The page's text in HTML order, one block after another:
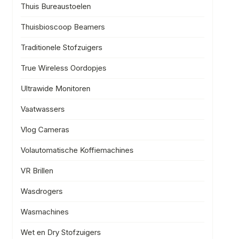
Thuis Bureaustoelen
Thuisbioscoop Beamers
Traditionele Stofzuigers
True Wireless Oordopjes
Ultrawide Monitoren
Vaatwassers
Vlog Cameras
Volautomatische Koffiemachines
VR Brillen
Wasdrogers
Wasmachines
Wet en Dry Stofzuigers